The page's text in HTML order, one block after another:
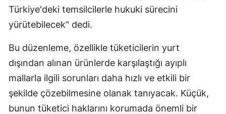
Trabzon
Tunceli
Türkiye'deki temsilcilerle hukuki sürecini
yürütebilecek" dedi.
Bu düzenleme, özellikle tüketicilerin yurt
dışından alınan ürünlerde karşılaştığı ayıplı
mallarla ilgili sorunları daha hızlı ve etkili bir
şekilde çözebilmesine olanak tanıyacak. Küçük,
bunun tüketici haklarını korumada önemli bir